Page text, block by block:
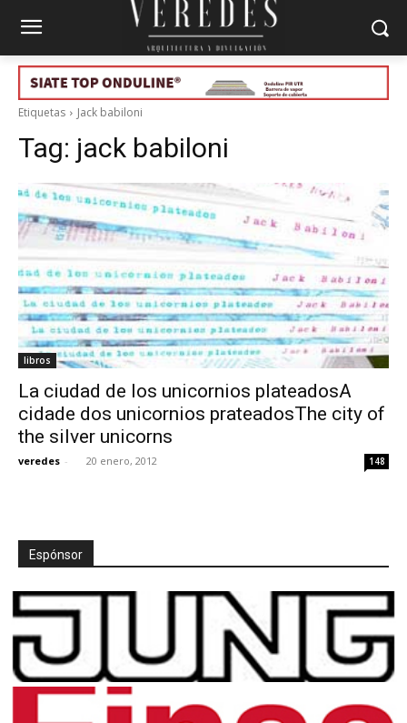
Etiquetas Jack babiloni
Tag: jack babiloni
libros
La ciudad de los unicornios plateadosA
cidade dos unicornios prateadosThe city of
the silver unicorns
veredes - 20 enero, 2012 148
Espónsor